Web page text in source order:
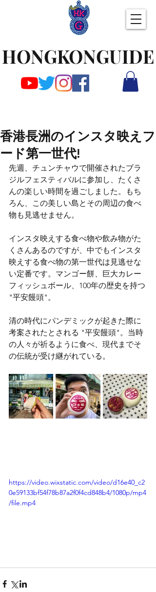
HONGKONGUIDE
香港長洲のインスタ映えフ
ード第一世代!
先週、チュンチャウで開催されたブラ
ジルフェスティバルに参加し、たくさ
んの楽しい時間を過ごしました。もち
ろん、この美しい島とその周辺の食べ
物も見逃せません。
インスタ映えする食べ物や飲み物がた
くさんあるのですが、中でもインスタ
映えする食べ物の第一世代は見逃せな
い定番です。マンゴー餅、巨大カレー
フィッシュボール、100年の歴史を持つ
"平安饅頭"。
清の時代にパンデミックが起きた際に
考案されたとされる "平安饅頭"。当時
の人々が祈るように食べ、現代までそ
の伝統が受け継がれている。
https://video.wixstatic.com/video/d16e40_c2
0e59133bf54f78b87a2f0f4cd848b4/1080p/mp4
/file.mp4